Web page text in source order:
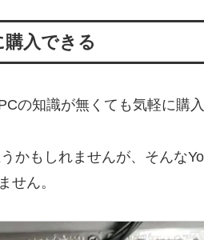
入できる
の知識が無くても気軽に購
かもしれませんが、そんな
せん。